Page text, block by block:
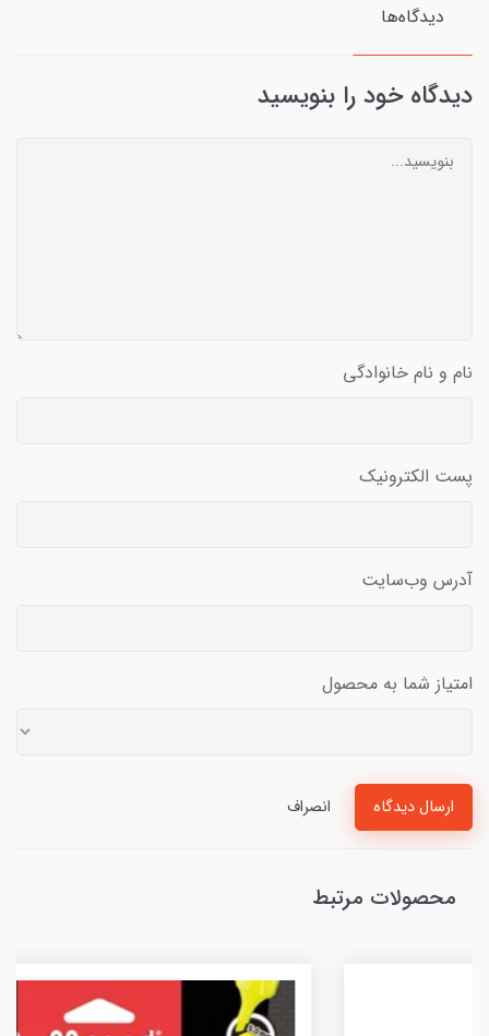
دیدگاه‌ها
دیدگاه خود را بنویسید
نام و نام خانوادگی
پست الکترونیک
آدرس وب‌سایت
امتیاز شما به محصول
ارسال دیدگاه انصراف
محصولات مرتبط